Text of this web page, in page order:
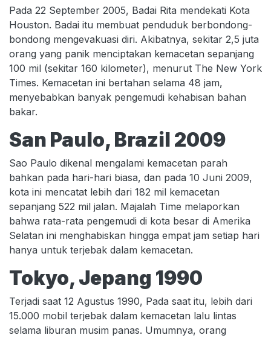
Pada 22 September 2005, Badai Rita mendekati Kota
Houston. Badai itu membuat penduduk berbondong-
bondong mengevakuasi diri. Akibatnya, sekitar 2,5 juta
orang yang panik menciptakan kemacetan sepanjang
100 mil (sekitar 160 kilometer), menurut The New York
Times. Kemacetan ini bertahan selama 48 jam,
menyebabkan banyak pengemudi kehabisan bahan
bakar.
San Paulo, Brazil 2009
Sao Paulo dikenal mengalami kemacetan parah
bahkan pada hari-hari biasa, dan pada 10 Juni 2009,
kota ini mencatat lebih dari 182 mil kemacetan
sepanjang 522 mil jalan. Majalah Time melaporkan
bahwa rata-rata pengemudi di kota besar di Amerika
Selatan ini menghabiskan hingga empat jam setiap hari
hanya untuk terjebak dalam kemacetan.
Tokyo, Jepang 1990
Terjadi saat 12 Agustus 1990, Pada saat itu, lebih dari
15.000 mobil terjebak dalam kemacetan lalu lintas
selama liburan musim panas. Umumnya, orang